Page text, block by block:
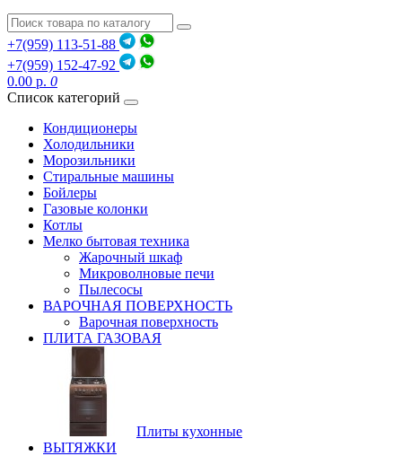
+7(959) 113-51-88
+7(959) 152-47-92
0.00 р. 0
Список категорий
Кондиционеры
Холодильники
Морозильники
Стиральные машины
Бойлеры
Газовые колонки
Котлы
Мелко бытовая техника
Жарочный шкаф
Микроволновые печи
Пылесосы
ВАРОЧНАЯ ПОВЕРХНОСТЬ
Варочная поверхность
ПЛИТА ГАЗОВАЯ
Плиты кухонные
ВЫТЯЖКИ